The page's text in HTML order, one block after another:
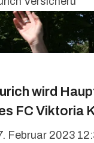
wird
FC Viktoria
Februar 2023